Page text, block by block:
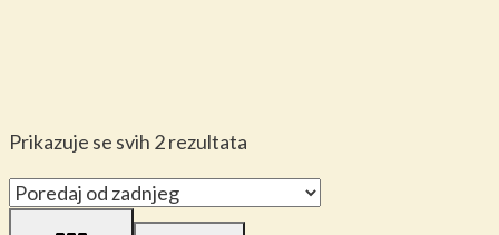
Prikazuje se svih 2 rezultata
najnovijem